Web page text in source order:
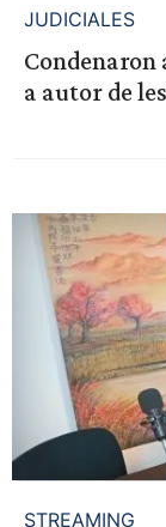
JUDICIALES
Condenaron
a autor de
STREAMING